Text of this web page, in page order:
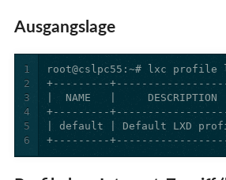
Ausgangslage
1
2
3
4
5
6
+---------